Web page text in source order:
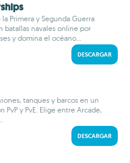
Primera y Segunda Guerra
batallas navales online por
y domina el océano...
DESCARGAR
tanques y barcos en un
PvP y PvE. Elige entre Arcade,
DESCARGAR